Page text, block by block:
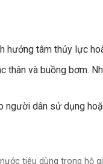
tâm thủy lực
và buồng bơm.
người dân sử dụng
tiêu dùng trong hộ